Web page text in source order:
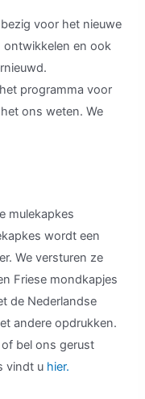
voor het nieuwe
ontwikkelen en ook
programma voor
ons weten. We
mulekapkes
wordt een
We versturen ze
Friese mondkapjes
de Nederlandse
andere opdrukken.
bel ons gerust
vindt u hier.